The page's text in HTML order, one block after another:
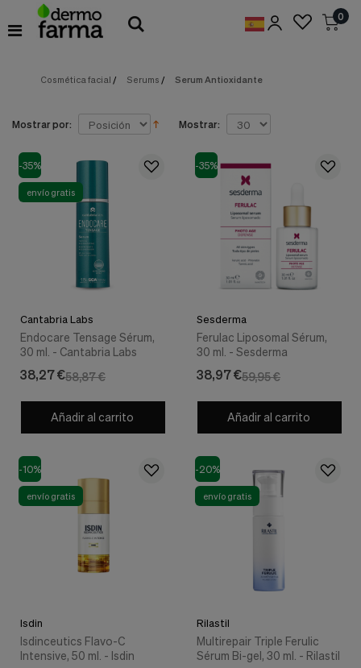
Preferencias
de
Cookies necesarias
esenciales
proveerte
servicios
disponibles
algunas
características
web.
utilizadas
para
recopilar
información,
usuarios
0
Cosmética facial / Serums / Serum Antioxidante
Mostrar por: Mostrar:
-35%
envío gratis
Cantabria Labs
Endocare Tensage Sérum,
30 ml. - Cantabria Labs
58,87 €
38,27 €
Añadir al carrito
-35%
Sesderma
Ferulac Liposomal Sérum,
30 ml. - Sesderma
59,95 €
38,97 €
Añadir al carrito
-10%
envío gratis
Isdin
Isdinceutics Flavo-C
Intensive, 50 ml. - Isdin
-20%
envío gratis
Rilastil
Multirepair Triple Ferulic
Sérum Bi-gel, 30 ml. - Rilastil